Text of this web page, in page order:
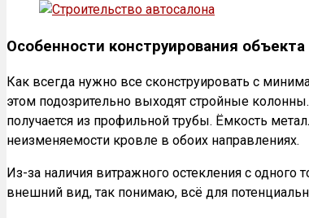
Особенности конструирования объекта
Как всегда нужно все сконструировать с
этом подозрительно выходят стройные
получается из профильной трубы. Ёмкость
неизменяемости кровле в обоих направлениях.
Из-за наличия витражного остекления с
внешний вид, так понимаю, всё для